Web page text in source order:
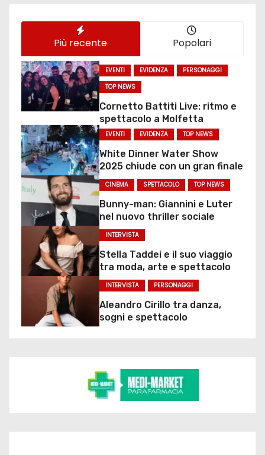
Più recente Popolari
EVENTI EVIDENZA
PERSONAGGI
TOP NEWS
Cornetto Battiti Live: ritmo e
spettacolo a Molfetta
EVENTI EVIDENZA TOP NEWS
White Dinner Water Show
2025 chiude con un gran finale
CINEMA SPETTACOLO TOP NEWS
Bunny-man: Giannini e Luter
nel nuovo thriller sociale
INTERVISTA
Stella Taddei e il suo viaggio
tra moda, arte e spettacolo
INTERVISTA PERSONAGGI
Aleandro Cirillo tra danza,
sogni e spettacolo